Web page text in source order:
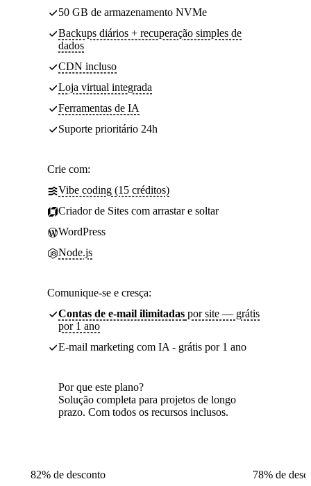
50 GB de armazenamento NVMe
Backups diários + recuperação simples de
dados
CDN incluso
Loja virtual integrada
Ferramentas de IA
Suporte prioritário 24h
Crie com:
Vibe coding (15 créditos)
Criador de Sites com arrastar e soltar
WordPress
Node.js
Comunique-se e cresça:
Contas de e-mail ilimitadas por site — grátis
por 1 ano
E-mail marketing com IA - grátis por 1 ano
Por que este plano?
Solução completa para projetos de longo
prazo. Com todos os recursos inclusos.
82% de desconto
78% de